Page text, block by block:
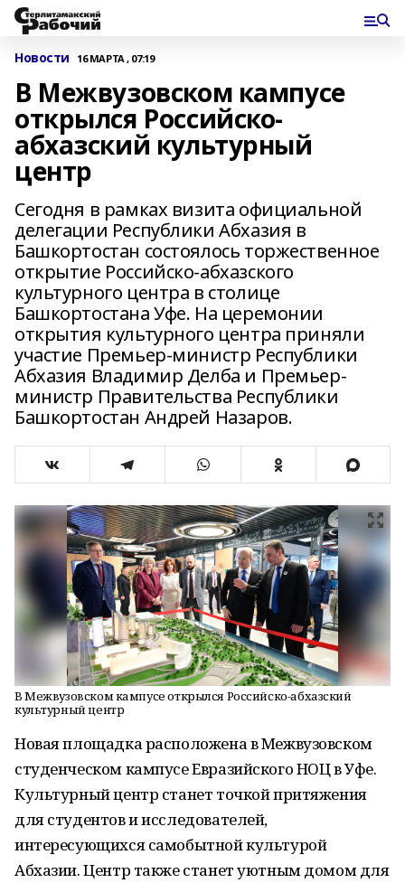
Новости 16 МАРТА , 07:19
В Межвузовском кампусе
открылся Российско-
абхазский культурный
центр
Сегодня в рамках визита официальной
делегации Республики Абхазия в
Башкортостан состоялось торжественное
открытие Российско-абхазского
культурного центра в столице
Башкортостана Уфе. На церемонии
открытия культурного центра приняли
участие Премьер-министр Республики
Абхазия Владимир Делба и Премьер-
министр Правительства Республики
Башкортостан Андрей Назаров.
В Межвузовском кампусе открылся Российско-абхазский
культурный центр
Новая площадка расположена в Межвузовском
студенческом кампусе Евразийского НОЦ в Уфе.
Культурный центр станет точкой притяжения
для студентов и исследователей,
интересующихся самобытной культурой
Абхазии. Центр также станет уютным домом для